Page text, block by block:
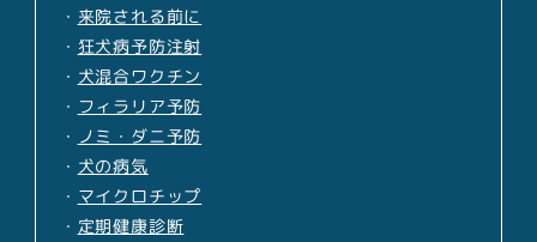
・ 来院される前に
・ 狂犬病予防注射
・ 犬混合ワクチン
・ フィラリア予防
・ ノミ・ダニ予防
・ 犬の病気
・ マイクロチップ
・ 定期健康診断